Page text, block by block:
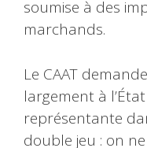
soumise à des
marchands.
Le CAAT
largement à
représentante
double jeu : on